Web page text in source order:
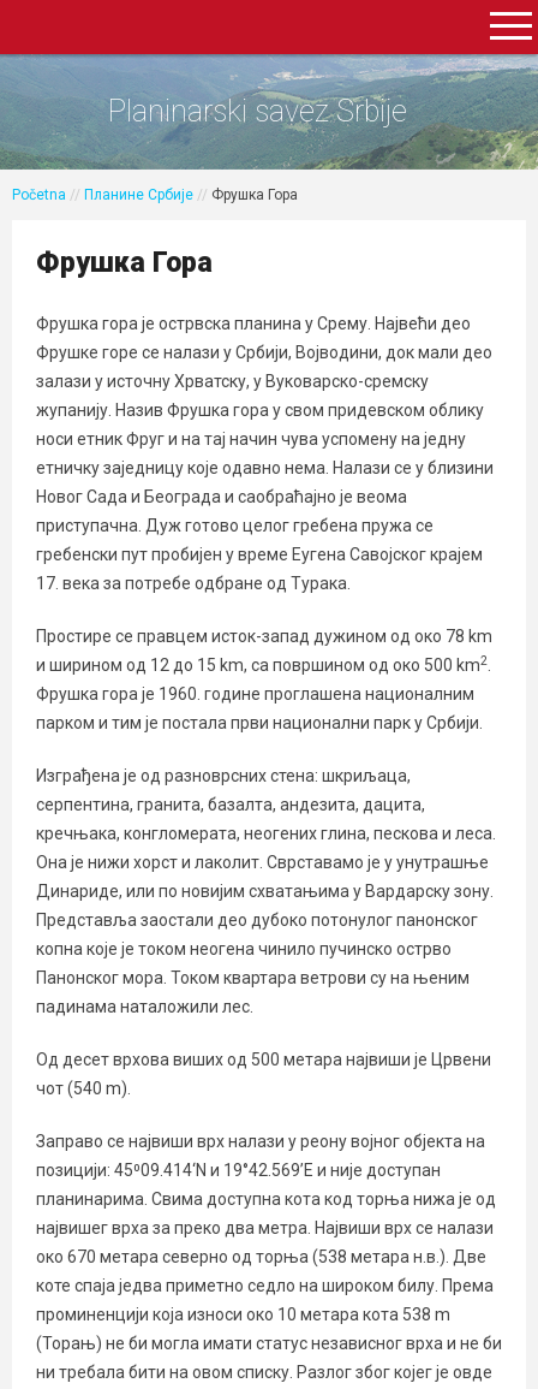
Planinarski savez Srbije
Početna // Планине Србије // Фрушка Гора
Фрушка Гора
Фрушка гора је острвска планина у Срему. Највећи део
Фрушке горе се налази у Србији, Војводини, док мали део
залази у источну Хрватску, у Вуковарско-сремску
жупанију. Назив Фрушка гора у свом придевском облику
носи етник Фруг и на тај начин чува успомену на једну
етничку заједницу које одавно нема. Налази се у близини
Новог Сада и Београда и саобраћајно је веома
приступачна. Дуж готово целог гребена пружа се
гребенски пут пробијен у време Еугена Савојског крајем
17. века за потребе одбране од Турака.
Простире се правцем исток-запад дужином од око 78 km
и ширином од 12 до 15 km, са површином од око 500 km2
Фрушка гора је 1960. године проглашена националним
парком и тим је постала први национални парк у Србији.
Изграђена је од разноврсних стена: шкриљаца,
серпентина, гранита, базалта, андезита, дацита,
кречњака, конгломерата, неогених глина, пескова и леса.
Она је нижи хорст и лаколит. Сврставамо је у унутрашње
Динариде, или по новијим схватањима у Вардарску зону.
Представља заостали део дубоко потонулог панонског
копна које је током неогена чинило пучинско острво
Панонског мора. Током квартара ветрови су на њеним
падинама наталожили лес.
Од десет врхова виших од 500 метара највиши је Црвени
чот (540 m).
Заправо се највиши врх налази у реону војног објекта на
позицији: 45⁰09.414‘N и 19°42.569’E и није доступан
планинарима. Свима доступна кота код торња нижа је од
највишег врха за преко два метра. Највиши врх се налази
око 670 метара северно од торња (538 метара н.в.). Две
коте спаја једва приметно седло на широком билу. Према
проминенцији која износи око 10 метара кота 538 m
(Торањ) не би могла имати статус независног врха и не би
ни требала бити на овом списку. Разлог због којег је овде